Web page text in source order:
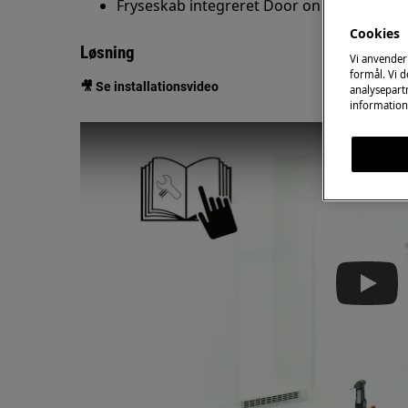
Fryseskab integreret Door on Door
Løsning
🎥 Se installationsvideo
Play
Cookies
Vi
formål. Vi
information